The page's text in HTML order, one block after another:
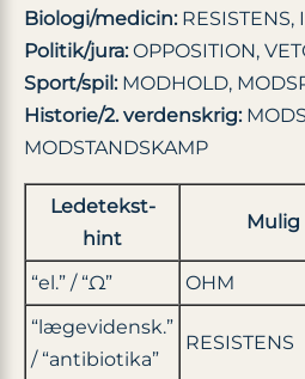
Biologi/medicin:RESISTENS,
Politik/jura:OPPOSITION,
Sport/spil:MODHOLD,
Historie/2. verdenskrig:
MODSTANDSKAMP
Ledetekst-
hint
Mulig
“el.” / “Ω”
OHM
“lægevidensk.”
/ “antibiotika”
RESISTENS